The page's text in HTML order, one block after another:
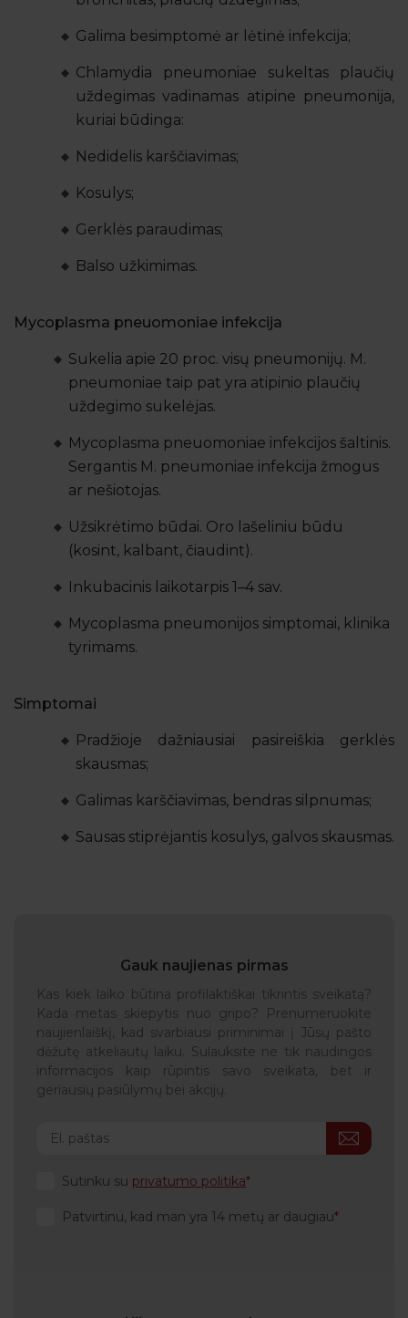
Galima besimptomė ar lėtinė infekcija;
Chlamydia pneumoniae sukeltas plaučių
uždegimas vadinamas atipine pneumonija,
kuriai būdinga:
Nedidelis karščiavimas;
Kosulys;
Gerklės paraudimas;
Balso užkimimas.
Mycoplasma pneuomoniae infekcija
Sukelia apie 20 proc. visų pneumonijų. M.
pneumoniae taip pat yra atipinio plaučių
uždegimo sukelėjas.
Mycoplasma pneuomoniae infekcijos šaltinis.
Sergantis M. pneumoniae infekcija žmogus
ar nešiotojas.
Užsikrėtimo būdai. Oro lašeliniu būdu
(kosint, kalbant, čiaudint).
Inkubacinis laikotarpis 1–4 sav.
Mycoplasma pneumonijos simptomai, klinika
tyrimams.
Simptomai
Pradžioje dažniausiai pasireiškia gerklės
skausmas;
Galimas karščiavimas, bendras silpnumas;
Sausas stiprėjantis kosulys, galvos skausmas.
Gauk naujienas pirmas
Kas kiek laiko būtina profilaktiškai tikrintis sveikatą?
Kada metas skiepytis nuo gripo? Prenumeruokite
naujienlaiškį, kad svarbiausi priminimai į Jūsų pašto
dėžutę atkeliautų laiku. Sulauksite ne tik naudingos
informacijos kaip rūpintis savo sveikata, bet ir
geriausių pasiūlymų bei akcijų.
Sutinku su privatumo politika
Patvirtinu, kad man yra 14 metų ar daugiau